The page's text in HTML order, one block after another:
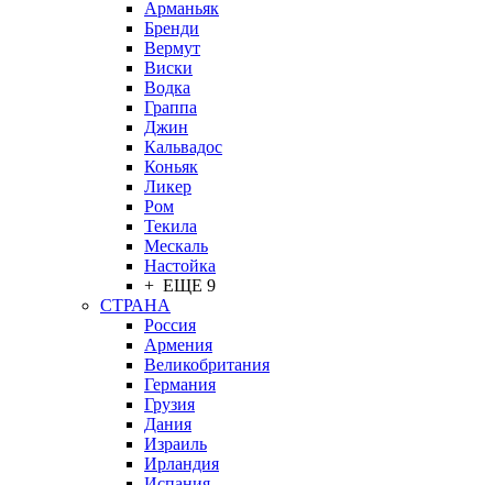
Арманьяк
Бренди
Вермут
Виски
Водка
Граппа
Джин
Кальвадос
Коньяк
Ликер
Ром
Текила
Мескаль
Настойка
+ ЕЩЕ 9
СТРАНА
Россия
Армения
Великобритания
Германия
Грузия
Дания
Израиль
Ирландия